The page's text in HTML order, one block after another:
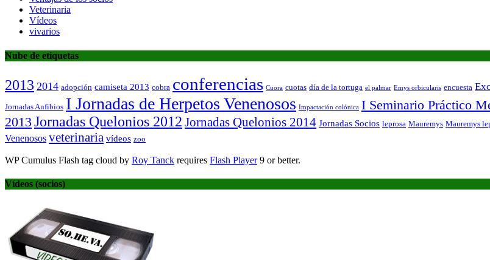
Veterinaria
Vídeos
vivarios
Nube de etiquetas
2013 2014 adopción camiseta 2013 cobra conferencias Cuora cuotas día de la tortuga el palmar Emys orbicularis encuesta
Jornadas Anfibios I Jornadas de Herpetos Venenosos Impactación colónica I Seminario Práctico
2013 Jornadas Quelonios 2012 Jornadas Quelonios 2014 Jornadas Socios leprosa Mauremys Mauremys
Venenosos veterinaria vídeos zoo
WP Cumulus Flash tag cloud by Roy Tanck requires Flash Player9 or better.
Vídeos (socios)